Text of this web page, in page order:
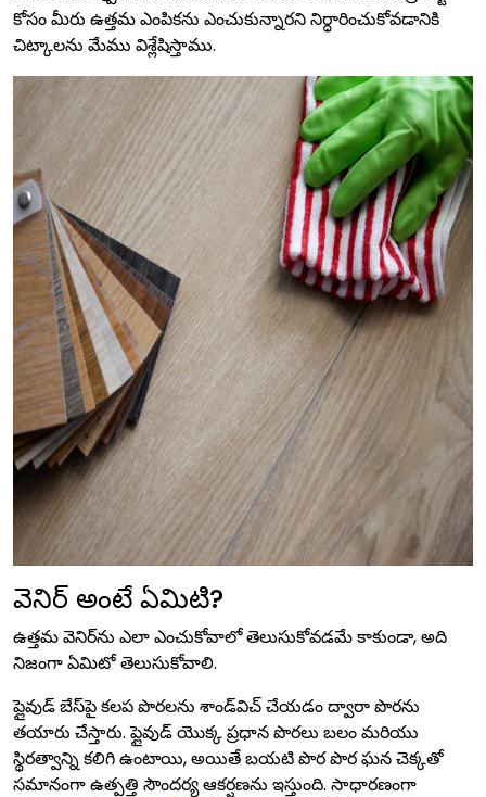
కోసం మీరు ఉత్తమ ఎంపికను ఎంచుకున్నారని నిర్ధారించుకోవడానికి
చిట్కాలను మేము విశ్లేషిస్తాము.
వెనిర్ అంటే ఏమిటి?
ఉత్తమ వెనిర్‌ను ఎలా ఎంచుకోవాలో తెలుసుకోవడమే కాకుండా, అది
నిజంగా ఏమిటో తెలుసుకోవాలి.
ప్లైవుడ్ బేస్‌పై కలప పొరలను శాండ్‌విచ్ చేయడం ద్వారా పొరను
తయారు చేస్తారు. ప్లైవుడ్ యొక్క ప్రధాన పొరలు బలం మరియు
స్థిరత్వాన్ని కలిగి ఉంటాయి, అయితే బయటి పొర పొర ఘన చెక్కతో
సమానంగా ఉత్పత్తి సౌందర్య ఆకర్షణను ఇస్తుంది. సాధారణంగా